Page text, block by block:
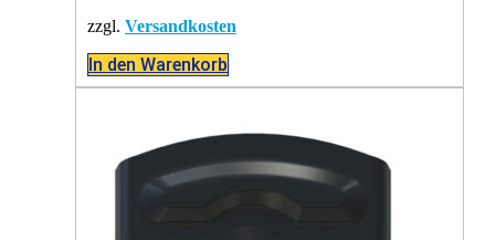
zzgl. Versandkosten
In den Warenkorb